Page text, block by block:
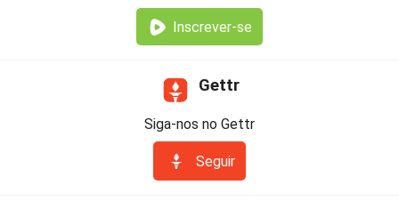
Inscrever-se
Gettr
Siga-nos no Gettr
Seguir